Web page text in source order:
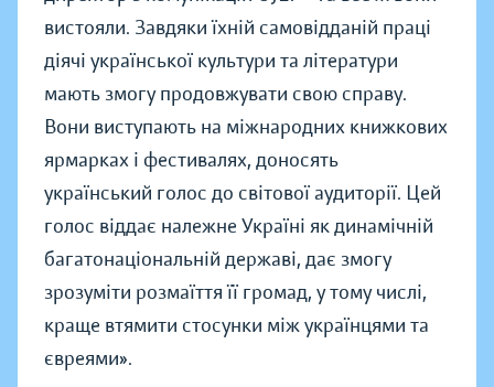
вистояли. Завдяки їхній самовідданій праці
діячі української культури та літератури
мають змогу продовжувати свою справу.
Вони виступають на міжнародних книжкових
ярмарках і фестивалях, доносять
український голос до світової аудиторії. Цей
голос віддає належне Україні як динамічній
багатонаціональній державі, дає змогу
зрозуміти розмаїття її громад, у тому числі,
краще втямити стосунки між українцями та
євреями».